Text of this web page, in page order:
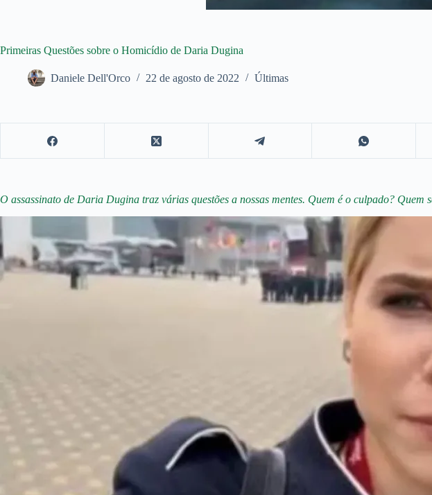
Primeiras Questões sobre o Homicídio de Daria Dugina
Daniele Dell'Orco 22 de agosto de 2022 Últimas
O assassinato de Daria Dugina traz várias questões a nossas mentes. Quem é o culpado?